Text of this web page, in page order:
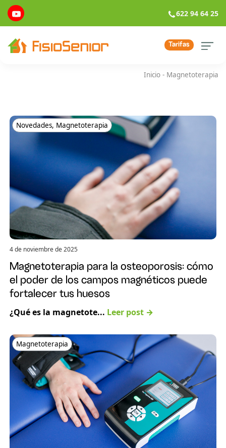
622 94 64 25
Tarifas
Inicio - Magnetoterapia
Novedades, Magnetoterapia
4 de noviembre de 2025
Magnetoterapia para la osteoporosis: cómo
el poder de los campos magnéticos puede
fortalecer tus huesos
¿Qué es la magnetote... Leer post →
Magnetoterapia